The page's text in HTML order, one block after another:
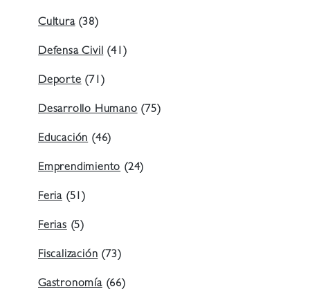
Cultura(38)
Defensa Civil (41)
Deporte (71)
Desarrollo Humano (75)
Educación (46)
Emprendimiento (24)
Feria (51)
Ferias (5)
Fiscalización (73)
Gastronomía(66)